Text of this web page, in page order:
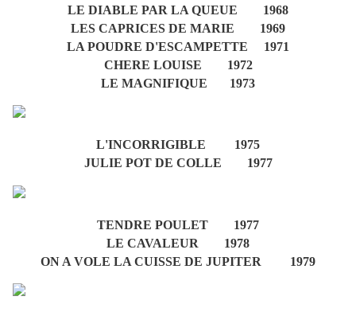
LE DIABLE PAR LA QUEUE 1968
LES CAPRICES DE MARIE 1969
LA POUDRE D'ESCAMPETTE 1971
CHERE LOUISE 1972
LE MAGNIFIQUE 1973
L'INCORRIGIBLE 1975
JULIE POT DE COLLE 1977
TENDRE POULET 1977
LE CAVALEUR 1978
ON A VOLE LA CUISSE DE JUPITER 1979